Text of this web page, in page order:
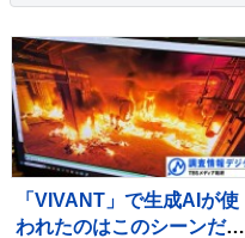
「VIVANT」で生成AIが使
われたのはこのシーンだ！